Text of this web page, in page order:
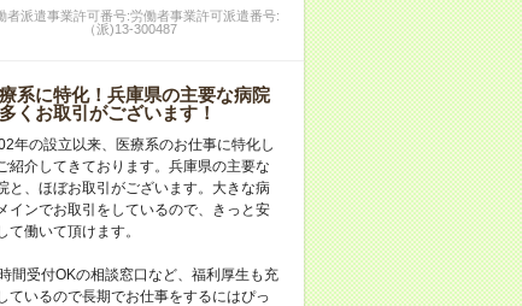
者派遣事業許可番号:労働者事業許可派遣番号:
（派)13-300487
系に特化！兵庫県の主要な病院
くお取引がございます！
年の設立以来、医療系のお仕事に特化し
紹介してきております。兵庫県の主要な
と、ほぼお取引がございます。大きな病
インでお取引をしているので、きっと安
て働いて頂けます。
間受付OKの相談窓口など、福利厚生も充
ているので長期でお仕事をするにはぴっ